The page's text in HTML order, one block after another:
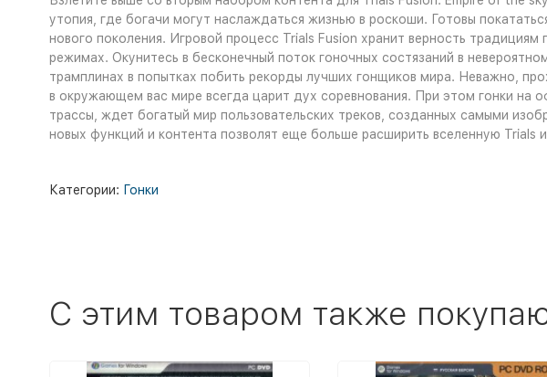
утопия, где богачи могут наслаждаться жизнью в роскоши. Готовы
нового поколения. Игровой процесс Trials Fusion хранит верность
режимах. Окунитесь в бесконечный поток гоночных состязаний в
трамплинах в попытках побить рекорды лучших гонщиков мира. Неважно,
в окружающем вас мире всегда царит дух соревнования. При этом гонки на
трассы, ждет богатый мир пользовательских треков, созданных самыми
новых функций и контента позволят еще больше расширить вселенную
Категории: Гонки
C этим товаром также